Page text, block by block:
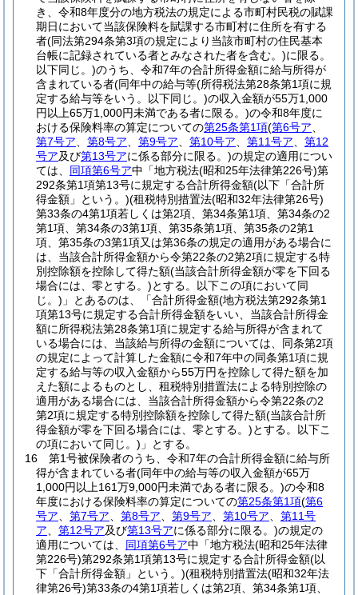
き、令和8年度分の地方税法の規定による市町村民税の賦課
期日において当該保険料を賦課する市町村に住所を有する
者(同法第294条第3項の規定により当該市町村の住民基本
台帳に記録されている者とみなされた者を含む。)に限る。
以下同じ。)のうち、令和7年の合計所得金額に給与所得が
含まれている者(同年中の給与等(所得税法第28条第1項に規
定する給与等をいう。以下同じ。)の収入金額が55万1,000
円以上65万1,000円未満である者に限る。)の令和8年度に
おける保険料率の算定についての第25条第1項(第6号ア
第7号ア
第8号ア 第9号ア 第10号ア 第11号ア
第12
号ア及び第13号アに係る部分に限る。)の規定の適用につい
ては、 同項第6号ア中「地方税法(昭和25年法律第226号)第
292条第1項第13号に規定する合計所得金額(以下「合計所
得金額」という。)(租税特別措置法(昭和32年法律第26号)
第33条の4第1項若しくは第2項、第34条第1項、第34条の2
第1項、第34条の3第1項、第35条第1項、第35条の2第1
項、第35条の3第1項又は第36条の規定の適用がある場合に
は、当該合計所得金額から令第22条の2第2項に規定する特
別控除額を控除して得た額(当該合計所得金額が零を下回る
場合には、零とする。)とする。以下この項において同
じ。) 」とあるのは、「合計所得金額(地方税法第292条第1
項第13号に規定する合計所得金額をいい、当該合計所得金
額に所得税法第28条第1項に規定する給与所得が含まれて
いる場合には、当該給与所得の金額については、同条第2項
の規定によって計算した金額に令和7年中の同条第1項に規
定する給与等の収入金額から55万円を控除して得た額を加
えた額によるものとし、租税特別措置法による特別控除の
適用がある場合には、当該合計所得金額から令第22条の2
第2項に規定する特別控除額を控除して得た額(当該合計所
得金額が零を下回る場合には、零とする。)とする。以下こ
の項において同じ。) 」とする。
16
第1号被保険者のうち、令和7年の合計所得金額に給与所
得が含まれている者(同年中の給与等の収入金額が65万
1,000円以上161万9,000円未満である者に限る。)の令和8
年度における保険料率の算定についての第25条第1項(第6
号ア
第7号ア 第8号ア 第9号ア 第10号ア
第11号
ア
第12号ア及び第13号アに係る部分に限る。)の規定の
適用については、 同項第6号ア中「地方税法(昭和25年法律
第226号)第292条第1項第13号に規定する合計所得金額(以
下「合計所得金額」という。)(租税特別措置法(昭和32年法
律第26号)第33条の4第1項若しくは第2項、第34条第1項、